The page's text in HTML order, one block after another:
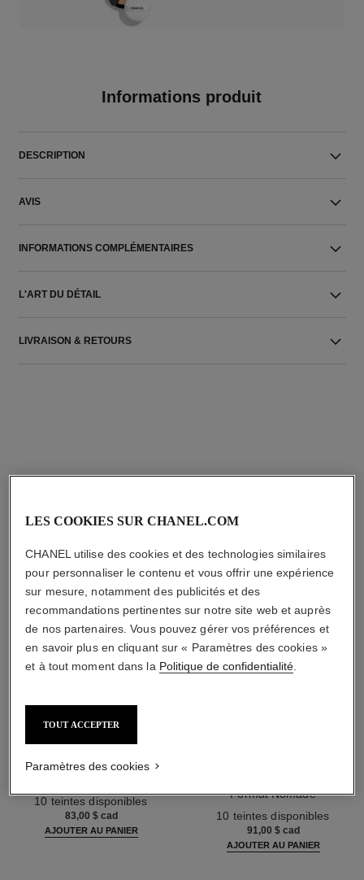
Informations produit
DESCRIPTION
AVIS
INFORMATIONS COMPLÉMENTAIRES
L'ART DU DÉTAIL
LIVRAISON & RETOURS
poudre universelle libre
Réf. 132210
10 teintes disponibles
83,00 $ cad
AJOUTER AU PANIER
Format Nomade
10 teintes disponibles
91,00 $ cad
AJOUTER AU PANIER
LES COOKIES SUR CHANEL.COM
CHANEL utilise des cookies et des technologies similaires
pour personnaliser le contenu et vous offrir une expérience
sur mesure, notamment des publicités et des
recommandations pertinentes sur notre site web et auprès
de nos partenaires. Vous pouvez gérer vos préférences et
en savoir plus en cliquant sur « Paramètres des cookies »
et à tout moment dans la Politique de confidentialité.
TOUT ACCEPTER
Paramètres des cookies